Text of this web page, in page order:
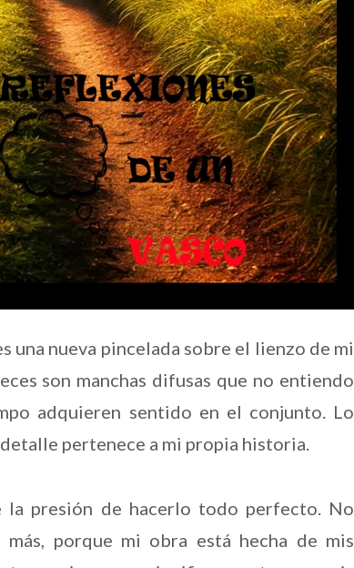
una nueva pincelada sobre el lienzo de mi
son manchas difusas que no entiendo
adquieren sentido en el conjunto. Lo
pertenece a mi propia historia.
presión de hacerlo todo perfecto. No
porque mi obra está hecha de mis